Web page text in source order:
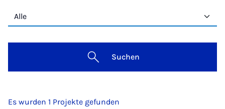
Suchen
Es wurden 1 Projekte gefunden